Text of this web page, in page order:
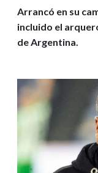
Arrancó en su
incluido el
de Argentina.